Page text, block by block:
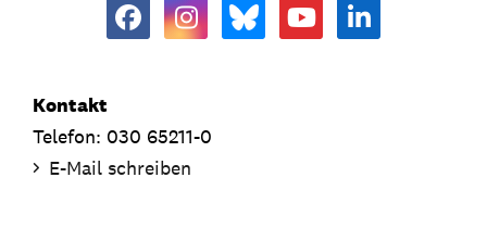
Kontakt
Telefon: 030 65211-0
E-Mail schreiben